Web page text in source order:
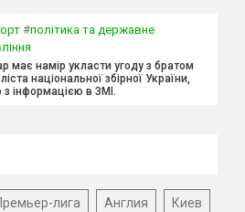
#політика та державне
має намір укласти угоду з братом
національної збірної України,
з інформацією в ЗМІ.
лига Англия Киев